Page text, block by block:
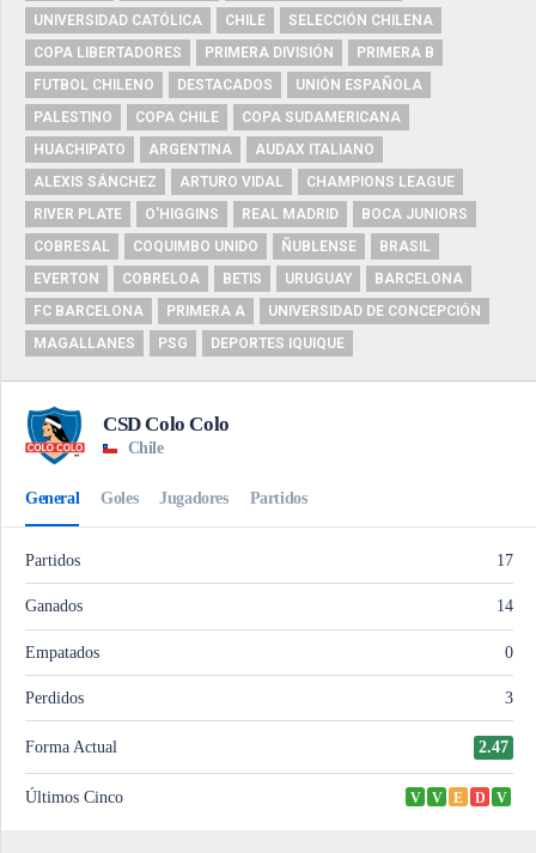
UNIVERSIDAD CATÓLICA
CHILE
SELECCIÓN CHILENA
COPA LIBERTADORES
PRIMERA DIVISIÓN
PRIMERA B
FUTBOL CHILENO
DESTACADOS
UNIÓN ESPAÑOLA
PALESTINO
COPA CHILE
COPA SUDAMERICANA
HUACHIPATO
ARGENTINA
AUDAX ITALIANO
ALEXIS SÁNCHEZ
ARTURO VIDAL
CHAMPIONS LEAGUE
RIVER PLATE
O'HIGGINS REAL MADRID
BOCA JUNIORS
COBRESAL
COQUIMBO UNIDO ÑUBLENSE
BRASIL
EVERTON
COBRELOA BETIS URUGUAY
BARCELONA
FC BARCELONA
PRIMERA A
UNIVERSIDAD DE CONCEPCIÓN
MAGALLANES
PSG DEPORTES IQUIQUE